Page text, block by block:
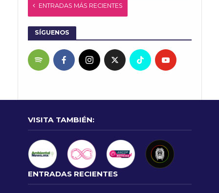
ENTRADAS MÁS RECIENTES
SÍGUENOS
VISITA TAMBIÉN:
ENTRADAS RECIENTES